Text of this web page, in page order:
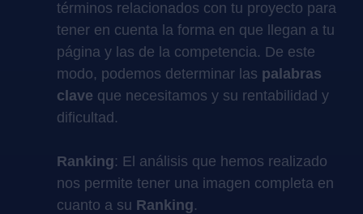
términos relacionados con tu proyecto para
tener en cuenta la forma en que llegan a tu
página y las de la competencia. De este
modo, podemos determinar las palabras
clave que necesitamos y su rentabilidad y
dificultad.
Ranking: El análisis que hemos realizado
nos permite tener una imagen completa en
cuanto a su Ranking.